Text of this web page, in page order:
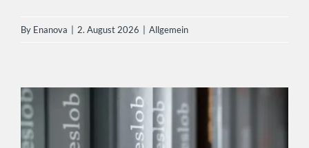
By Enanova 2. August 2026 Allgemein